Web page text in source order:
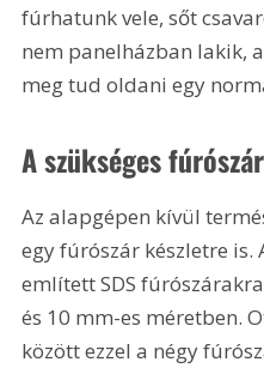
fúrhatunk vele, sőt
nem panelházban lakik,
meg tud oldani egy
A szükséges
Az alapgépen kívül
egy fúrószár készletre is.
említett SDS
és 10 mm-es méretben.
között ezzel a négy